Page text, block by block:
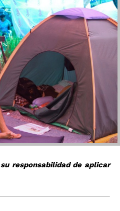
responsabilidad de aplicar